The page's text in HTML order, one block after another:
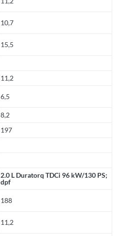
10,7
15,5
11,2
6,5
8,2
197
2.0 L Duratorq TDCi 96 kW/130 PS;
dpf
188
11,2